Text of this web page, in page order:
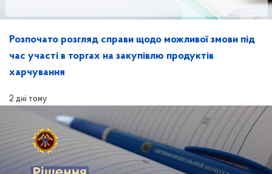
Розпочато розгляд справи щодо можливої змови під
час участі в торгах на закупівлю продуктів
харчування
2 дні тому